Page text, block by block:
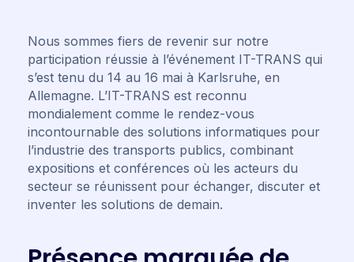
Nous sommes fiers de revenir sur notre
participation réussie à l’événement IT-TRANS qui
s’est tenu du 14 au 16 mai à Karlsruhe, en
Allemagne. L’IT-TRANS est reconnu
mondialement comme le rendez-vous
incontournable des solutions informatiques pour
l’industrie des transports publics, combinant
expositions et conférences où les acteurs du
secteur se réunissent pour échanger, discuter et
inventer les solutions de demain.